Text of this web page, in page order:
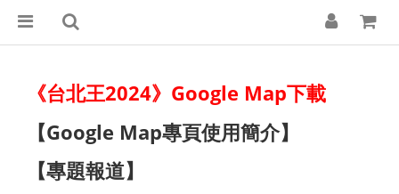
《台北王2024》Google Map下載
【Google Map專頁使用簡介】
【專題報道】